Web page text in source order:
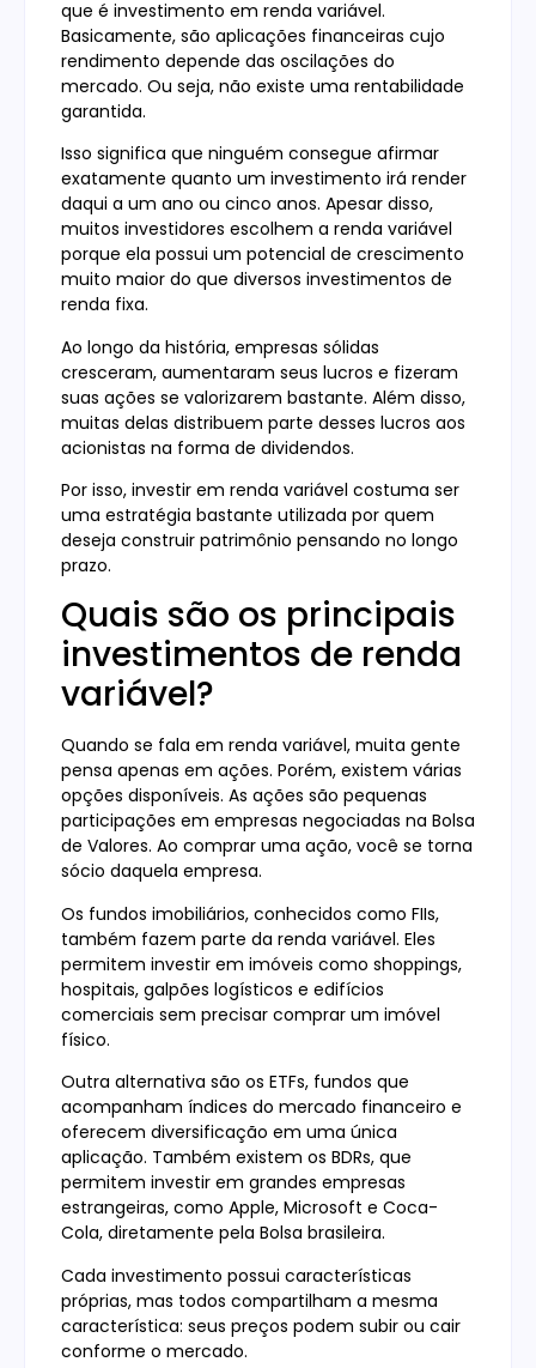
que é investimento em renda variável.
Basicamente, são aplicações financeiras cujo
rendimento depende das oscilações do
mercado. Ou seja, não existe uma rentabilidade
garantida.
Isso significa que ninguém consegue afirmar
exatamente quanto um investimento irá render
daqui a um ano ou cinco anos. Apesar disso,
muitos investidores escolhem a renda variável
porque ela possui um potencial de crescimento
muito maior do que diversos investimentos de
renda fixa.
Ao longo da história, empresas sólidas
cresceram, aumentaram seus lucros e fizeram
suas ações se valorizarem bastante. Além disso,
muitas delas distribuem parte desses lucros aos
acionistas na forma de dividendos.
Por isso, investir em renda variável costuma ser
uma estratégia bastante utilizada por quem
deseja construir patrimônio pensando no longo
prazo.
Quais são os principais
investimentos de renda
variável?
Quando se fala em renda variável, muita gente
pensa apenas em ações. Porém, existem várias
opções disponíveis. As ações são pequenas
participações em empresas negociadas na Bolsa
de Valores. Ao comprar uma ação, você se torna
sócio daquela empresa.
Os fundos imobiliários, conhecidos como FIIs,
também fazem parte da renda variável. Eles
permitem investir em imóveis como shoppings,
hospitais, galpões logísticos e edifícios
comerciais sem precisar comprar um imóvel
físico.
Outra alternativa são os ETFs, fundos que
acompanham índices do mercado financeiro e
oferecem diversificação em uma única
aplicação. Também existem os BDRs, que
permitem investir em grandes empresas
estrangeiras, como Apple, Microsoft e Coca-
Cola, diretamente pela Bolsa brasileira.
Cada investimento possui características
próprias, mas todos compartilham a mesma
característica: seus preços podem subir ou cair
conforme o mercado.